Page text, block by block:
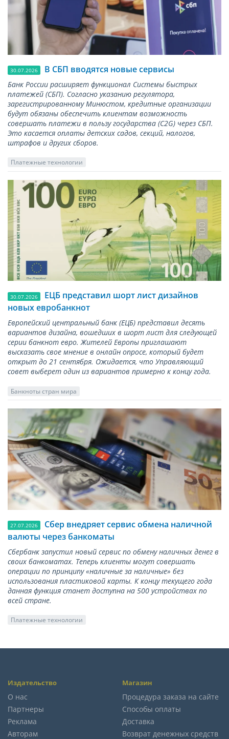
30.07.2026 В СБП вводятся новые сервисы
Банк России расширяет функционал Системы быстрых
платежей (СБП). Согласно указанию регулятора,
зарегистрированному Минюстом, кредитные организации
будут обязаны обеспечить клиентам возможность
совершать платежи в пользу государства (С2G) через СБП.
Это касается оплаты детских садов, секций, налогов,
штрафов и других сборов.
Платежные технологии
30.07.2026
ЕЦБ представил шорт лист дизайнов
новых евробанкнот
Европейский центральный банк (ЕЦБ) представил десять
вариантов дизайна, вошедших в шорт лист для следующей
серии банкнот евро. Жителей Европы приглашают
высказать свое мнение в онлайн опросе, который будет
открыт до 21 сентября. Ожидается, что Управляющий
совет выберет один из вариантов примерно к концу года.
Банкноты стран мира
27.07.2026
Сбер внедряет сервис обмена наличной
валюты через банкоматы
Сбербанк запустил новый сервис по обмену наличных денег в
своих банкоматах. Теперь клиенты могут совершать
операции по принципу «наличные за наличные» без
использования пластиковой карты. К концу текущего года
данная функция станет доступна на 500 устройствах по
всей стране.
Платежные технологии
Издательство
О нас
Партнеры
Реклама
Авторам
Магазин
Процедура заказа на сайте
Способы оплаты
Доставка
Возврат денежных средств